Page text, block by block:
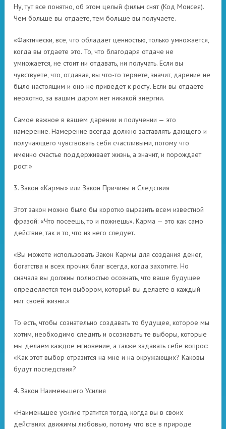
Ну, тут все понятно, об этом целый фильм снят (Код Моисея).
Чем больше вы отдаете, тем больше вы получаете.
«Фактически, все, что обладает ценностью, только умножается,
когда вы отдаете это. То, что благодаря отдаче не
умножается, не стоит ни отдавать, ни получать. Если вы
чувствуете, что, отдавая, вы что-то теряете, значит, дарение не
было настоящим и оно не приведет к росту. Если вы отдаете
неохотно, за вашим даром нет никакой энергии.
Самое важное в вашем дарении и получении — это
намерение. Намерение всегда должно заставлять дающего и
получающего чувствовать себя счастливыми, потому что
именно счастье поддерживает жизнь, а значит, и порождает
рост.»
3. Закон «Кармы» или Закон Причины и Следствия
Этот закон можно было бы коротко выразить всем известной
фразой: «Что посеешь, то и пожнешь». Карма — это как само
действие, так и то, что из него следует.
«Вы можете использовать Закон Кармы для создания денег,
богатства и всех прочих благ всегда, когда захотите. Но
сначала вы должны полностью осознать, что ваше будущее
определяется тем выбором, который вы делаете в каждый
миг своей жизни.»
То есть, чтобы сознательно создавать то будущее, которое мы
хотим, необходимо следить и осознавать те выборы, которые
мы делаем каждое мгновение, а также задавать себе вопрос:
«Как этот выбор отразится на мне и на окружающих? Каковы
будут последствия?
4. Закон Наименьшего Усилия
«Наименьшее усилие тратится тогда, когда вы в своих
действиях движимы любовью, потому что все в природе